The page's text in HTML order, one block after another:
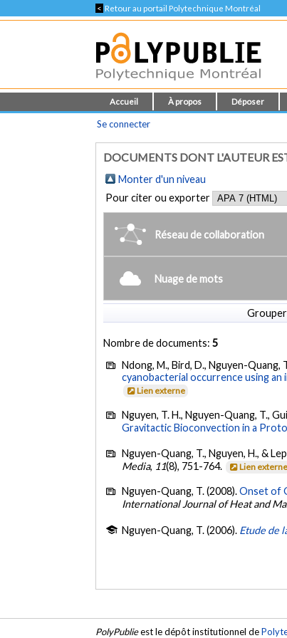
< Retour au portail Polytechnique Montréal
Accueil À propos Déposer
Se connecter
DOCUMENTS DONT L'AUTEUR
Monter d'un niveau
Pour citer ou exporter
Réseau de collaboration
Nuage de mots
Nombre de documents:5
Ndong, M., Bird, D., Nguyen-Quang,
cyanobacterial occurrence using
Lien externe
Nguyen, T. H., Nguyen-Quang, T.,
Gravitactic Bioconvection in a
Nguyen-Quang, T., Nguyen, H., &
Media, 11(8), 751-764. Lien externe
Nguyen-Quang, T. (2008).Onset of
International Journal of Heat and
Nguyen-Quang, T. (2006). Etude de
PolyPublieest le dépôt institutionnel de